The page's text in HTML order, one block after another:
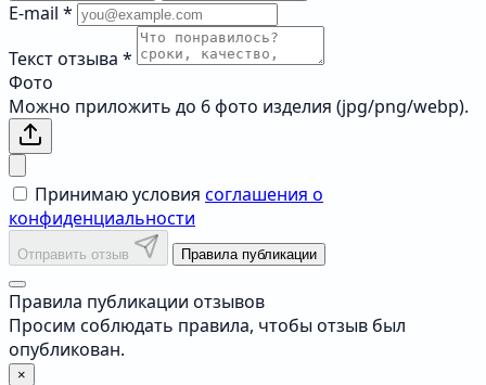
E-mail *
Текст отзыва *
Фото
Можно приложить до 6 фото изделия (jpg/png/webp).
Принимаю условия соглашения о
конфиденциальности
Отправить отзыв Правила публикации
Правила публикации отзывов
Просим соблюдать правила, чтобы отзыв был
опубликован.
×